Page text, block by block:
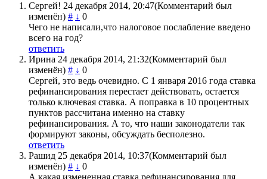
Сергей! 24 декабря 2014, 20:47(Комментарий был
изменён) # ↓ 0
Чего не написали,что налоговое послабление введено
всего на год?
ответить
Ирина 24 декабря 2014, 21:32(Комментарий был
изменён) # ↓ 0
Сергей, это ведь очевидно. С 1 января 2016 года ставка
рефинансирования перестает действовать, остается
только ключевая ставка. А поправка в 10 процентных
пунктов рассчитана именно на ставку
рефинансирования. А то, что наши законодатели так
формируют законы, обсуждать бесполезно.
ответить
Рашид 25 декабря 2014, 10:37(Комментарий был
изменён) # ↓ 0